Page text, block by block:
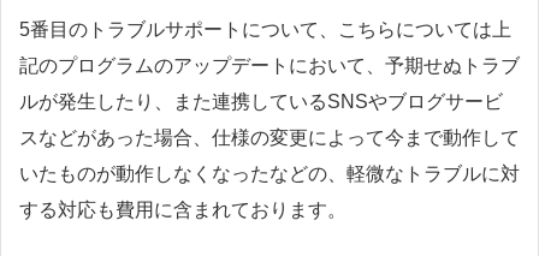
5番目のトラブルサポートについて、こちらについては上
記のプログラムのアップデートにおいて、予期せぬトラブ
ルが発生したり、また連携しているSNSやブログサービ
スなどがあった場合、仕様の変更によって今まで動作して
いたものが動作しなくなったなどの、軽微なトラブルに対
する対応も費用に含まれております。